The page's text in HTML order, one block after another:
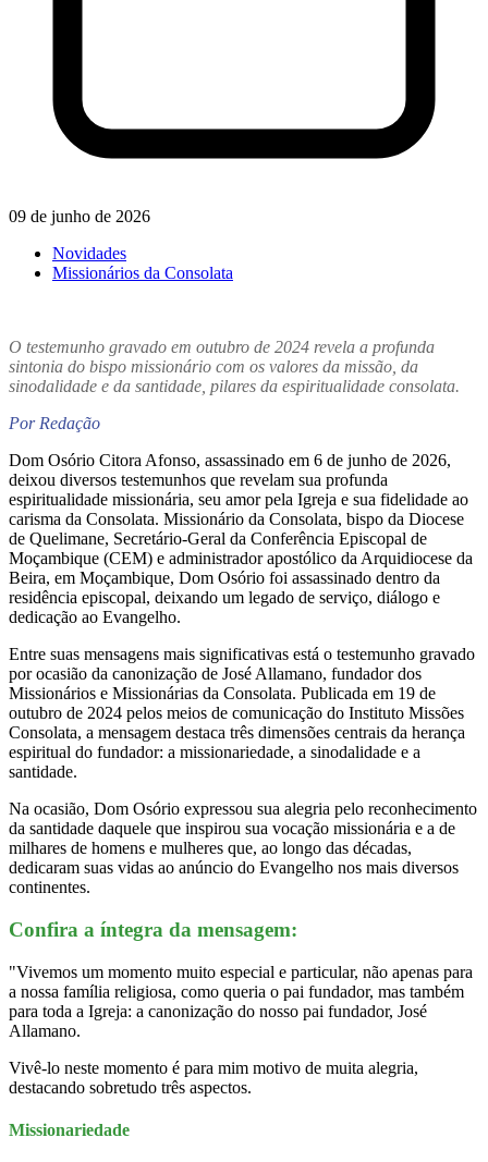
09 de junho de 2026
Novidades
Missionários da Consolata
O testemunho gravado em outubro de 2024 revela a profunda
sintonia do bispo missionário com os valores da missão, da
sinodalidade e da santidade, pilares da espiritualidade consolata.
Por Redação
Dom Osório Citora Afonso, assassinado em 6 de junho de 2026,
deixou diversos testemunhos que revelam sua profunda
espiritualidade missionária, seu amor pela Igreja e sua fidelidade ao
carisma da Consolata. Missionário da Consolata, bispo da Diocese
de Quelimane, Secretário-Geral da Conferência Episcopal de
Moçambique (CEM) e administrador apostólico da Arquidiocese da
Beira, em Moçambique, Dom Osório foi assassinado dentro da
residência episcopal, deixando um legado de serviço, diálogo e
dedicação ao Evangelho.
Entre suas mensagens mais significativas está o testemunho gravado
por ocasião da canonização de José Allamano, fundador dos
Missionários e Missionárias da Consolata. Publicada em 19 de
outubro de 2024 pelos meios de comunicação do Instituto Missões
Consolata, a mensagem destaca três dimensões centrais da herança
espiritual do fundador: a missionariedade, a sinodalidade e a
santidade.
Na ocasião, Dom Osório expressou sua alegria pelo reconhecimento
da santidade daquele que inspirou sua vocação missionária e a de
milhares de homens e mulheres que, ao longo das décadas,
dedicaram suas vidas ao anúncio do Evangelho nos mais diversos
continentes.
Confira a íntegra da mensagem:
"Vivemos um momento muito especial e particular, não apenas para
a nossa família religiosa, como queria o pai fundador, mas também
para toda a Igreja: a canonização do nosso pai fundador, José
Allamano.
Vivê-lo neste momento é para mim motivo de muita alegria,
destacando sobretudo três aspectos.
Missionariedade